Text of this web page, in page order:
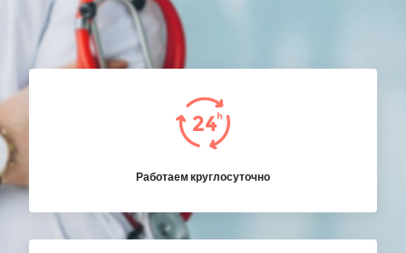
Работаем круглосуточно